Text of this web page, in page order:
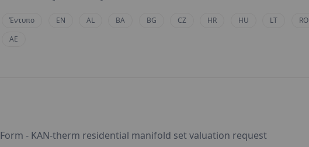
Έντυπο EN AL BA BG CZ HR HU LT RO
AE
Form - KAN-therm residential manifold set valuation request